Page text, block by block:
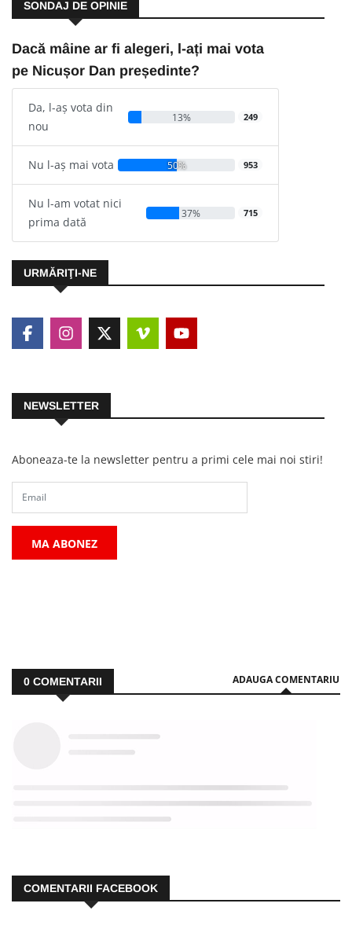
SONDAJ DE OPINIE
Dacă mâine ar fi alegeri, l-ați mai vota
pe Nicușor Dan președinte?
Da, l-aș vota din
nou
13% 249
Nu l-aș mai vota 50% 953
Nu l-am votat nici
prima dată
37% 715
URMĂRIŢI-NE
NEWSLETTER
Aboneaza-te la newsletter pentru a primi cele mai noi stiri!
MA ABONEZ
0 COMENTARII ADAUGA COMENTARIU
COMENTARII FACEBOOK